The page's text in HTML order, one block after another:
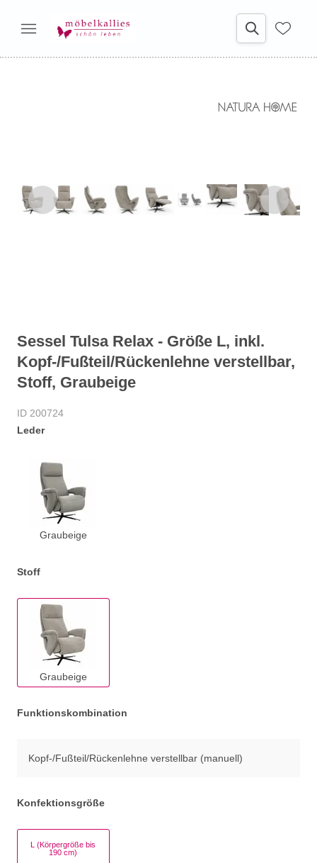
Sessel Tulsa Relax - Größe L, inkl.
Kopf-/Fußteil/Rückenlehne verstellbar,
Stoff, Graubeige
ID 200724
Leder
Graubeige
Stoff
Graubeige
Funktionskombination
Kopf-/Fußteil/Rückenlehne verstellbar (manuell)
Konfektionsgröße
L (Körpergröße bis
190 cm)